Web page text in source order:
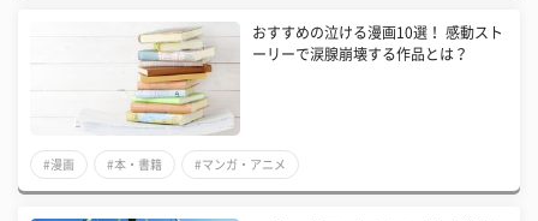
おすすめの泣ける漫画10選！ 感動スト
ーリーで涙腺崩壊する作品とは？
#漫画 #本・書籍 #マンガ・アニメ